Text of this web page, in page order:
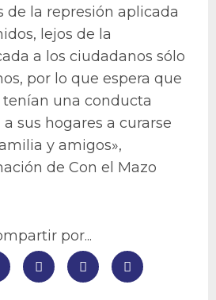
de la represión aplicada
lejos de la
a los ciudadanos sólo
por lo que espera que
una conducta
sus hogares a curarse
y amigos»,
de Con el Mazo
por...